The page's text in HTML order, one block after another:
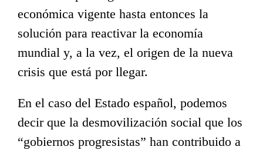
económica vigente hasta entonces la
solución para reactivar la economía
mundial y, a la vez, el origen de la nueva
crisis que está por llegar.
En el caso del Estado español, podemos
decir que la desmovilización social que los
“gobiernos progresistas” han contribuido a